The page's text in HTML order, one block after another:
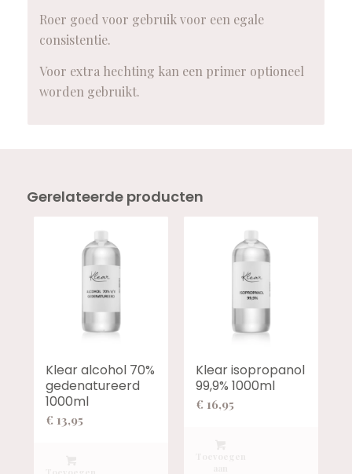
Roer goed voor gebruik voor een egale
consistentie.
Voor extra hechting kan een primer optioneel
worden gebruikt.
Gerelateerde producten
Klear alcohol 70%
gedenatureerd
1000ml
€ 13,95
Klear isopropanol
99,9% 1000ml
€ 16,95